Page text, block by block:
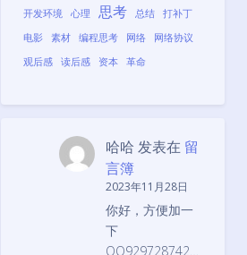
开发环境
心理 思考 总结
打补丁
电影
素材 编程思考 网络
网络协议
观后感
读后感 资本 革命
哈哈 发表在 留
言簿
2023年11月28日
你好，方便加一
下
QQ929728742…
认配置， 配置的示例在 /usr/